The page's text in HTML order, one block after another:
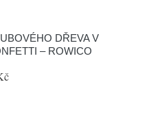
DŘEVA V
– ROWICO